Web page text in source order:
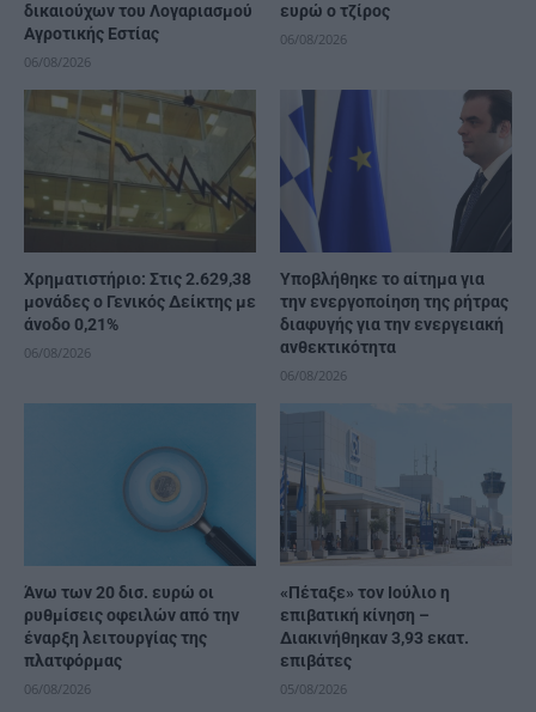
δικαιούχων του Λογαριασμού
Αγροτικής Εστίας
06/08/2026
ευρώ ο τζίρος
06/08/2026
Χρηματιστήριο: Στις 2.629,38
μονάδες ο Γενικός Δείκτης με
άνοδο 0,21%
06/08/2026
Υποβλήθηκε το αίτημα για
την ενεργοποίηση της ρήτρας
διαφυγής για την ενεργειακή
ανθεκτικότητα
06/08/2026
Άνω των 20 δισ. ευρώ οι
ρυθμίσεις οφειλών από την
έναρξη λειτουργίας της
πλατφόρμας
06/08/2026
«Πέταξε» τον Ιούλιο η
επιβατική κίνηση –
Διακινήθηκαν 3,93 εκατ.
επιβάτες
05/08/2026